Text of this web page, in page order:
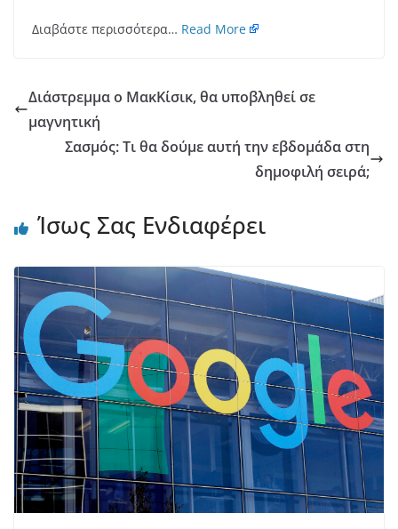
Διαβάστε περισσότερα… Read More
Διάστρεμμα ο ΜακΚίσικ, θα υποβληθεί σε
μαγνητική
Σασμός: Τι θα δούμε αυτή την εβδομάδα στη
δημοφιλή σειρά;
Ίσως Σας Ενδιαφέρει